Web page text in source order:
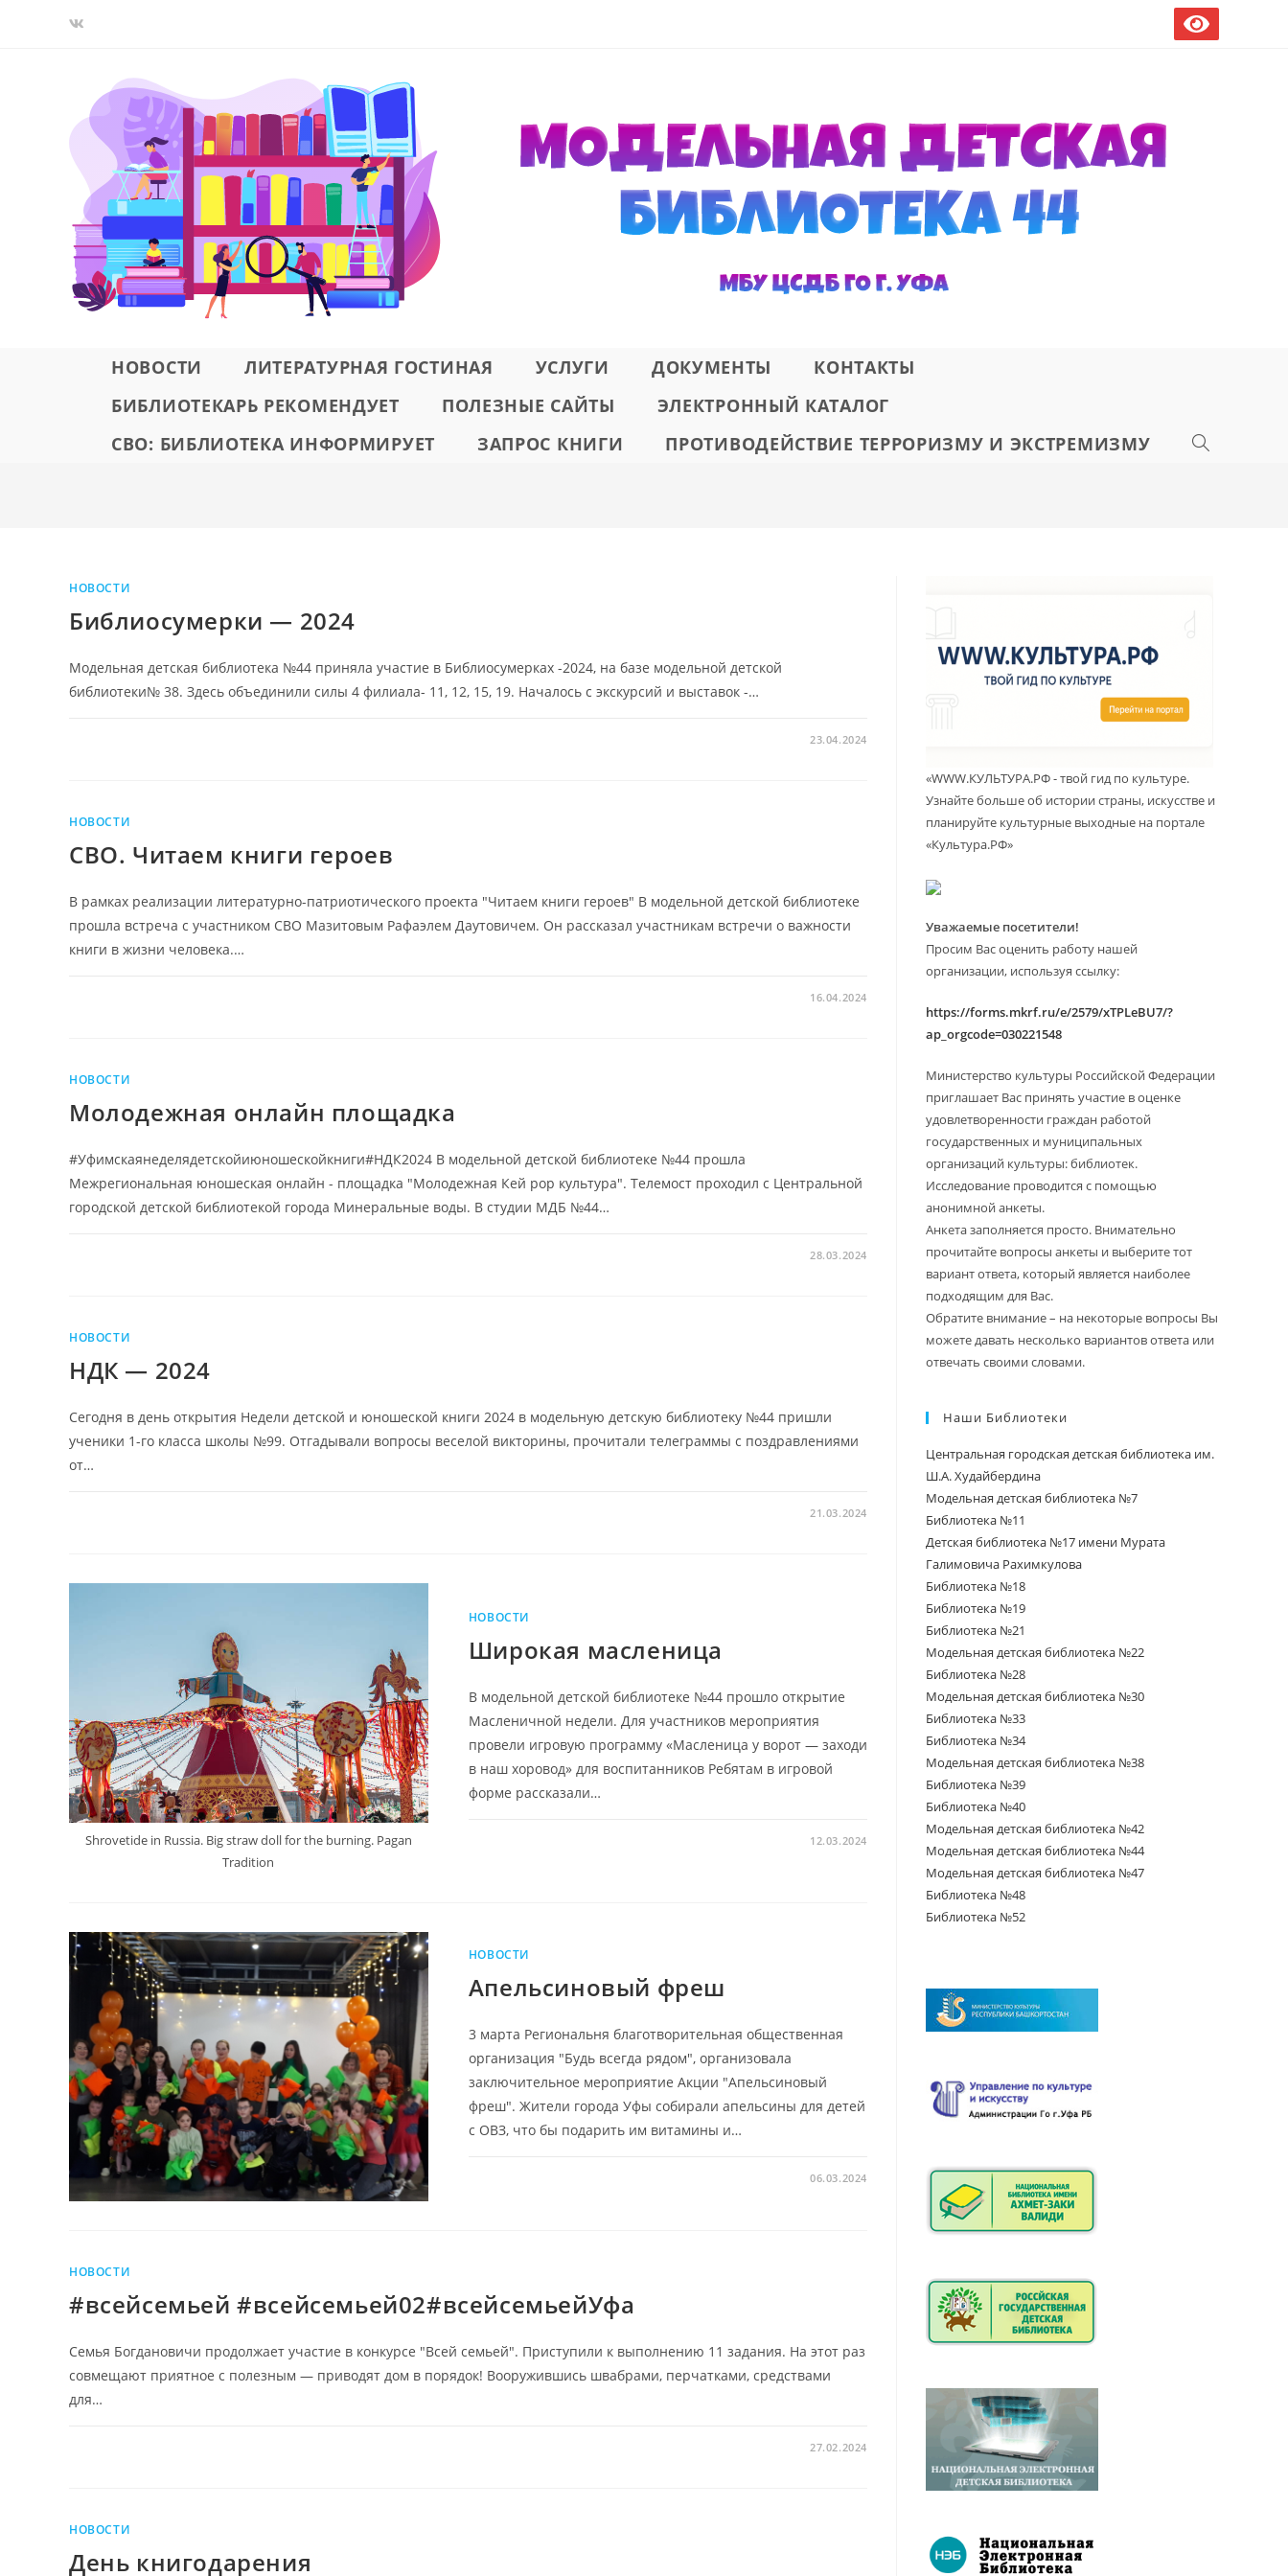
НОВОСТИ ЛИТЕРАТУРНАЯ ГОСТИНАЯ УСЛУГИ ДОКУМЕНТЫ
КОНТАКТЫ
БИБЛИОТЕКАРЬ РЕКОМЕНДУЕТ
ПОЛЕЗНЫЕ САЙТЫ
ЭЛЕКТРОННЫЙ КАТАЛОГ
СВО: БИБЛИОТЕКА ИНФОРМИРУЕТ
ЗАПРОС КНИГИ ПРОТИВОДЕЙСТВИЕ ТЕРРОРИЗМУ И ЭКСТРЕМИЗМУ
«WWW.КУЛЬТУРА.РФ - твой гид по культуре.
Узнайте больше об истории страны, искусстве и
планируйте культурные выходные на портале
«Культура.РФ»
Уважаемые посетители!
Просим Вас оценить работу нашей
организации, используя ссылку:
https://forms.mkrf.ru/e/2579/xTPLeBU7/?
ap_orgcode=030221548
Министерство культуры Российской Федерации
приглашает Вас принять участие в оценке
удовлетворенности граждан работой
государственных и муниципальных
организаций культуры: библиотек.
Исследование проводится с помощью
анонимной анкеты.
Анкета заполняется просто. Внимательно
прочитайте вопросы анкеты и выберите тот
вариант ответа, который является наиболее
подходящим для Вас.
Обратите внимание – на некоторые вопросы Вы
можете давать несколько вариантов ответа или
отвечать своими словами.
Наши Библиотеки
Центральная городская детская библиотека им.
Ш.А. Худайбердина
Модельная детская библиотека №7
Библиотека №11
Детская библиотека №17 имени Мурата
Галимовича Рахимкулова
Библиотека №18
Библиотека №19
Библиотека №21
Модельная детская библиотека №22
Библиотека №28
Модельная детская библиотека №30
Библиотека №33
Библиотека №34
Модельная детская библиотека №38
Библиотека №39
Библиотека №40
Модельная детская библиотека №42
Модельная детская библиотека №44
Модельная детская библиотека №47
Библиотека №48
Библиотека №52
НОВОСТИ
Библиосумерки — 2024
Модельная детская библиотека №44 приняла участие в Библиосумерках -2024, на базе модельной детской
библиотеки№ 38. Здесь объединили силы 4 филиала- 11, 12, 15, 19. Началось с экскурсий и выставок -…
23.04.2024
НОВОСТИ
СВО. Читаем книги героев
В рамках реализации литературно-патриотического проекта "Читаем книги героев" В модельной детской библиотеке
прошла встреча с участником СВО Мазитовым Рафаэлем Даутовичем. Он рассказал участникам встречи о важности
книги в жизни человека.…
16.04.2024
НОВОСТИ
Молодежная онлайн площадка
#Уфимскаянеделядетскойиюношескойкниги#НДК2024 В модельной детской библиотеке №44 прошла
Межрегиональная юношеская онлайн - площадка "Молодежная Кей рор культура". Телемост проходил с Центральной
городской детской библиотекой города Минеральные воды. В студии МДБ №44…
28.03.2024
НОВОСТИ
НДК — 2024
Сегодня в день открытия Недели детской и юношеской книги 2024 в модельную детскую библиотеку №44 пришли
ученики 1-го класса школы №99. Отгадывали вопросы веселой викторины, прочитали телеграммы с поздравлениями
от…
21.03.2024
Shrovetide in Russia. Big straw doll for the burning. Pagan
Tradition
НОВОСТИ
Широкая масленица
В модельной детской библиотеке №44 прошло открытие
Масленичной недели. Для участников мероприятия
провели игровую программу «Масленица у ворот — заходи
в наш хоровод» для воспитанников Ребятам в игровой
форме рассказали…
12.03.2024
НОВОСТИ
Апельсиновый фреш
3 марта Региональня благотворительная общественная
организация "Будь всегда рядом", организовала
заключительное мероприятие Акции "Апельсиновый
фреш". Жители города Уфы собирали апельсины для детей
с ОВЗ, что бы подарить им витамины и…
06.03.2024
НОВОСТИ
#всейсемьей #всейсемьей02#всейсемьейУфа
Семья Богдановичи продолжает участие в конкурсе "Всей семьей". Приступили к выполнению 11 задания. На этот раз
совмещают приятное с полезным — приводят дом в порядок! Вооружившись швабрами, перчатками, средствами
для…
27.02.2024
НОВОСТИ
День книгодарения